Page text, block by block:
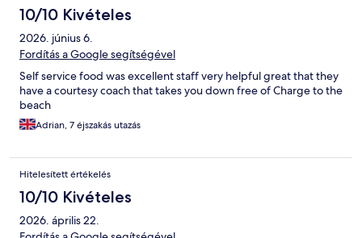
10/10 Kivételes
2026. június 6.
Fordítás a Google segítségével
Self service food was excellent staff very helpful great that they
have a courtesy coach that takes you down free of Charge to the
beach
Adrian, 7 éjszakás utazás
Hitelesített értékelés
10/10 Kivételes
2026. április 22.